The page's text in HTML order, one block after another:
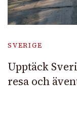
SVERIGE
Upptäck
resa och